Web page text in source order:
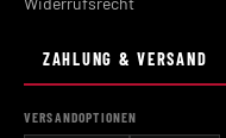
ZAHLUNG & VERSAND
VERSANDOPTIONEN